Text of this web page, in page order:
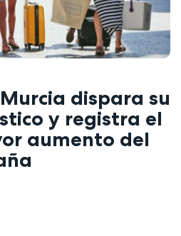
dispara su
y registra el
aumento del